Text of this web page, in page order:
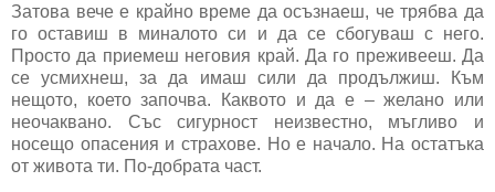
Затова вече е крайно време да осъзнаеш, че трябва да
го оставиш в миналото си и да се сбогуваш с него.
Просто да приемеш неговия край. Да го преживееш. Да
се усмихнеш, за да имаш сили да продължиш. Към
нещото, което започва. Каквото и да е – желано или
неочаквано. Със сигурност неизвестно, мъгливо и
носещо опасения и страхове. Но е начало. На остатъка
от живота ти. По-добрата част.